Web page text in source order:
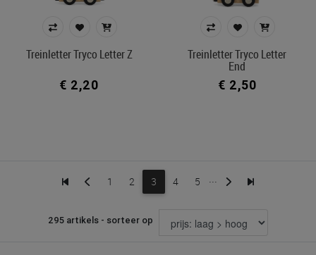
Treinletter Tryco Letter Z
€ 2,20
Treinletter Tryco Letter
End
€ 2,50
1 2 3 4 5 ...
295 artikels - sorteer op